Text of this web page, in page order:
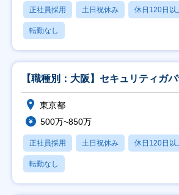
正社員採用 土日祝休み 休日120日以
転勤なし
【職種別：大阪】セキュリティガ
東京都
500万~850万
正社員採用 土日祝休み 休日120日以
転勤なし